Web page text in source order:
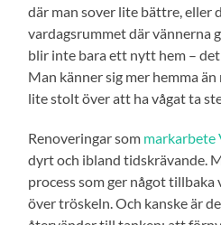
där man sover lite bättre, eller
vardagsrummet där vännerna
blir inte bara ett nytt hem –
Man känner sig mer hemma
lite stolt över att ha vågat ta
Renoveringar som markarbete
dyrt och ibland tidskrävande.
process som ger något tillbaka
över tröskeln. Och kanske är